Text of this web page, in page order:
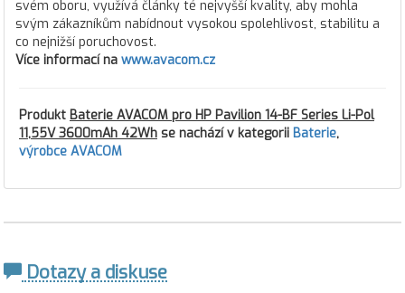
svém oboru, využívá články té nejvyšší kvality, aby mohla
svým zákazníkům nabídnout vysokou spolehlivost, stabilitu a
co nejnižší poruchovost.
Více informací na www.avacom.cz
Produkt Baterie AVACOM pro HP Pavilion 14-BF Series Li-Pol
11,55V 3600mAh 42Wh se nachází v kategorii Baterie,
výrobce AVACOM
Dotazy a diskuse